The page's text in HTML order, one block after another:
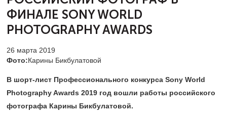
ФИНАЛЕ SONY WORLD
PHOTOGRAPHY AWARDS
26 марта 2019
Фото:Карины Бикбулатовой
В шорт-лист Профессионального конкурса Sony World
Photography Awards 2019 год вошли работы российского
фотографа ​Карины Бикбулатовой​.